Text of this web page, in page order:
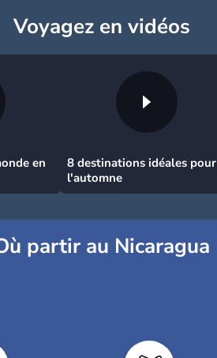
Voyagez en vidéos
en
8 destinations idéales pour
l'automne
partir au Nicaragua